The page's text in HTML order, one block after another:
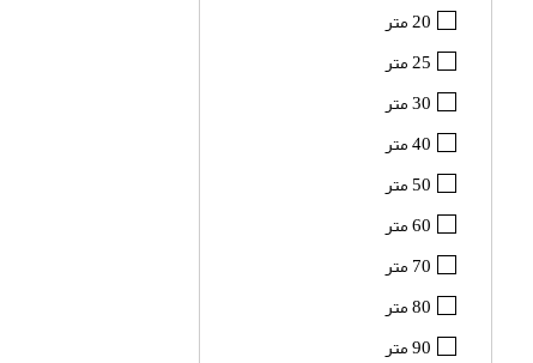
20 متر
25 متر
30 متر
40 متر
50 متر
60 متر
70 متر
80 متر
90 متر